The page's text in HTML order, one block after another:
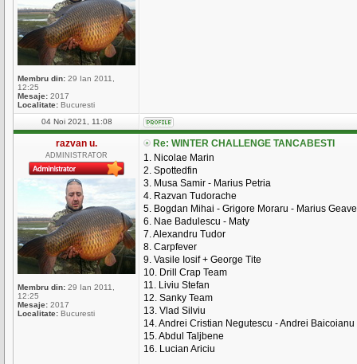
Membru din: 29 Ian 2011,
12:25
Mesaje: 2017
Localitate: Bucuresti
04 Noi 2021, 11:08
razvan u.
ADMINISTRATOR
Membru din: 29 Ian 2011,
12:25
Mesaje: 2017
Localitate: Bucuresti
Re: WINTER CHALLENGE TANCABESTI
1. Nicolae Marin
2. Spottedfin
3. Musa Samir - Marius Petria
4. Razvan Tudorache
5. Bogdan Mihai - Grigore Moraru - Marius
6. Nae Badulescu - Maty
7. Alexandru Tudor
8. Carpfever
9. Vasile Iosif + George Tite
10. Drill Crap Team
11. Liviu Stefan
12. Sanky Team
13. Vlad Silviu
14. Andrei Cristian Negutescu - Andrei Baicoianu
15. Abdul Taljbene
16. Lucian Ariciu